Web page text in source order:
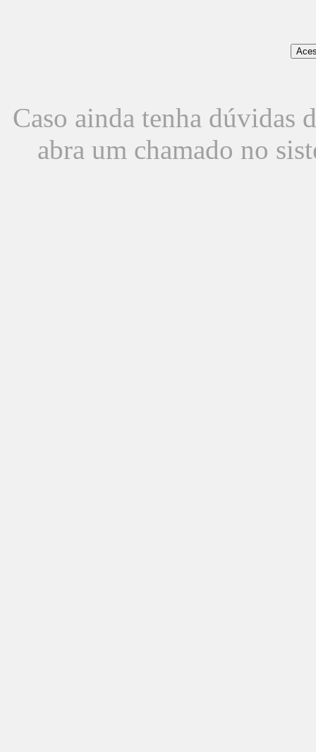
Caso ainda tenha dúvidas
abra um chamado no